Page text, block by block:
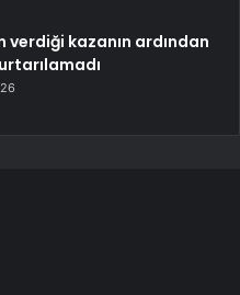
verdiği kazanın ardından